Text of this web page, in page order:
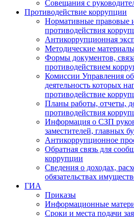
Совещания с
Противодействие коррупции
Нормативные правовые
противодействия
Антикоррупционная
Методические
Формы документов,
противодействием
Комиссии Управления
деятельность которых
противодействие
Планы работы, отчеты,
противодействия
Информация о СЗП
заместителей, главных
Антикоррупционное
Обратная связь для
коррупции
Сведения о доходах,
обязательствах
ГИА
Приказы
Информационные
Сроки и места подачи